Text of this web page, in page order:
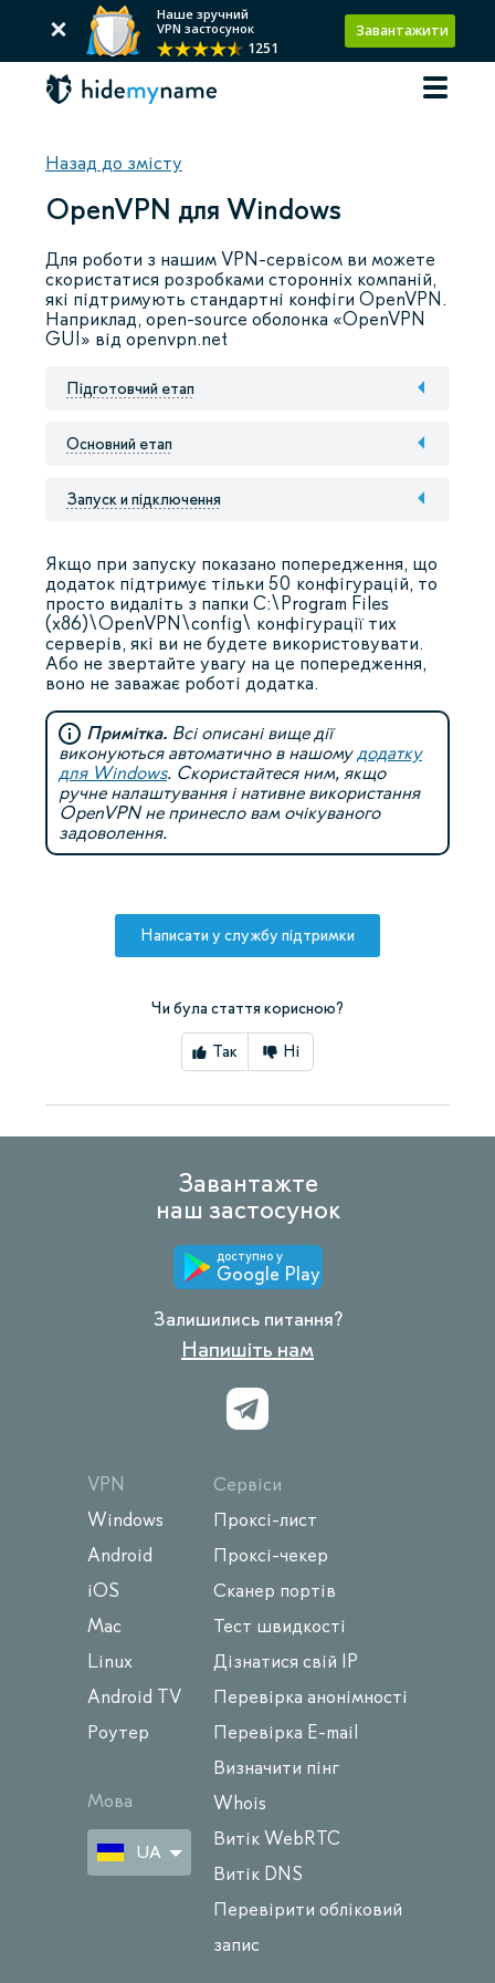
Наше зручний
VPN застосунок
1251
Завантажити
Назад до змісту
OpenVPN для Windows
Для роботи з нашим VPN-сервісом ви можете
скористатися розробками сторонніх компаній,
які підтримують стандартні конфіги OpenVPN.
Наприклад, open-source оболонка «OpenVPN
GUI» від openvpn.net
Підготовчий етап
Основний етап
Запуск и підключення
Якщо при запуску показано попередження, що
додаток підтримує тільки 50 конфігурацій, то
просто видаліть з папки C:\Program Files
(x86)\OpenVPN\config\ конфігурації тих
серверів, які ви не будете використовувати.
Або не звертайте увагу на це попередження,
воно не заважає роботі додатка.
Примітка. Всі описані вище дії
виконуються автоматично в нашомудодатку
для Windows. Скористайтеся ним, якщо
ручне налаштування і нативне використання
OpenVPN не принесло вам очікуваного
задоволення.
Написати у службу підтримки
Чи була стаття корисною?
Так Ні
Завантажте
наш застосунок
доступно у
Google Play
Залишились питання?
Напишіть нам
VPN
Windows
Android
iOS
Mac
Linux
Android TV
Роутер
Мова
UA
Сервіси
Проксі-лист
Проксі-чекер
Сканер портів
Тест швидкості
Дізнатися свій IP
Перевірка анонімності
Перевірка E-mail
Визначити пінг
Whois
Витік WebRTC
Витік DNS
Перевірити обліковий
запис